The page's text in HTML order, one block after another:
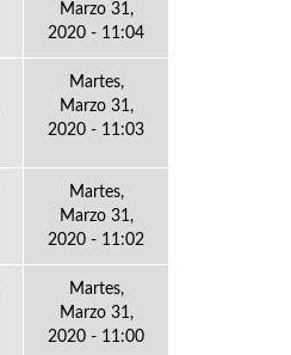
Marzo 31,
2020 - 11:04
Martes,
Marzo 31,
2020 - 11:03
Martes,
Marzo 31,
2020 - 11:02
Martes,
Marzo 31,
2020 - 11:00